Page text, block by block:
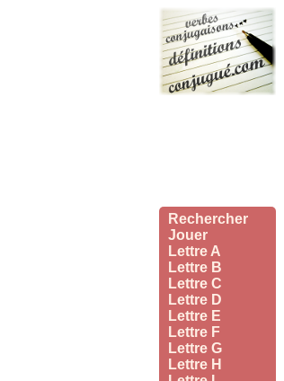
Rechercher
Jouer
Lettre A
Lettre B
Lettre C
Lettre D
Lettre E
Lettre F
Lettre G
Lettre H